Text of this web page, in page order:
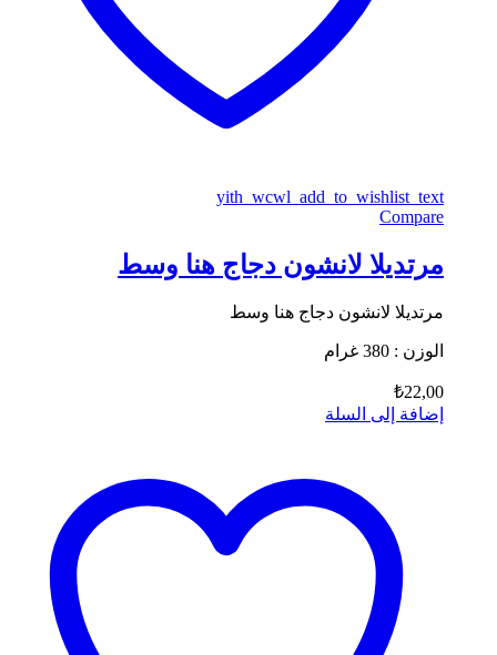
yith_wcwl_add_to_wishlist_text
Compare
مرتديلا لانشون دجاج هنا وسط
مرتديلا لانشون دجاج هنا وسط
الوزن : 380 غرام
₺22,00
إضافة إلى السلة